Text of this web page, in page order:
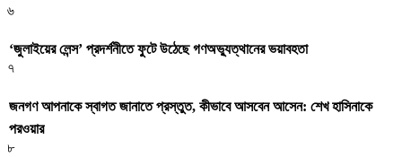
৬
‘জুলাইয়ের লেন্স’ প্রদর্শনীতে ফুটে উঠেছে গণঅভ্যুত্থানের ভয়াবহতা
৭
জনগণ আপনাকে স্বাগত জানাতে প্রস্তুত, কীভাবে আসবেন আসেন: শেখ হাসিনাকে
পরওয়ার
৮